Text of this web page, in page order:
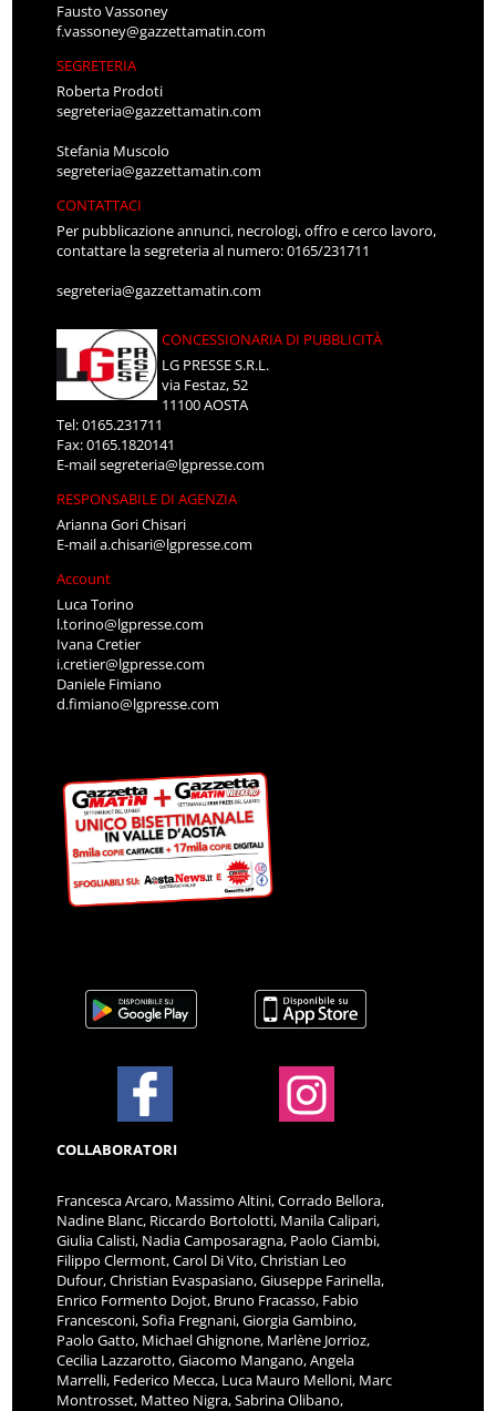
Fausto Vassoney
f.vassoney@gazzettamatin.com
SEGRETERIA
Roberta Prodoti
segreteria@gazzettamatin.com
Stefania Muscolo
segreteria@gazzettamatin.com
CONTATTACI
Per pubblicazione annunci, necrologi, offro e cerco lavoro,
contattare la segreteria al numero: 0165/231711
segreteria@gazzettamatin.com
CONCESSIONARIA DI PUBBLICITÀ
LG PRESSE S.R.L.
via Festaz, 52
11100 AOSTA
Tel: 0165.231711
Fax: 0165.1820141
E-mailsegreteria@lgpresse.com
RESPONSABILE DI AGENZIA
Arianna Gori Chisari
E-maila.chisari@lgpresse.com
Account
Luca Torino
l.torino@lgpresse.com
Ivana Cretier
i.cretier@lgpresse.com
Daniele Fimiano
d.fimiano@lgpresse.com
COLLABORATORI
Francesca Arcaro, Massimo Altini, Corrado Bellora,
Nadine Blanc, Riccardo Bortolotti, Manila Calipari,
Giulia Calisti, Nadia Camposaragna, Paolo Ciambi,
Filippo Clermont, Carol Di Vito, Christian Leo
Dufour, Christian Evaspasiano, Giuseppe Farinella,
Enrico Formento Dojot, Bruno Fracasso, Fabio
Francesconi, Sofia Fregnani, Giorgia Gambino,
Paolo Gatto, Michael Ghignone, Marlène Jorrioz,
Cecilia Lazzarotto, Giacomo Mangano, Angela
Marrelli, Federico Mecca, Luca Mauro Melloni, Marc
Montrosset, Matteo Nigra, Sabrina Olibano,